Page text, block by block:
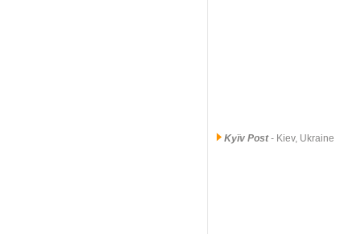
Kyïv Post- Kiev, Ukraine